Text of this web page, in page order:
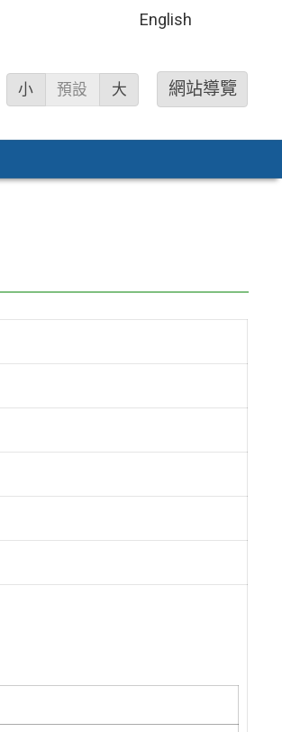
English
小 預設 大 網站導覽